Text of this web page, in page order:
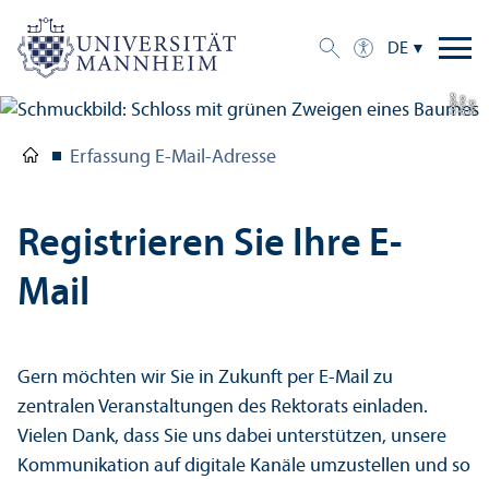
DE
Bil
d:
A
n
n
aL
o
g
u
e
Erfassung E-Mail-Adresse
Registrieren Sie Ihre E-
Mail
Gern möchten wir Sie in Zukunft per E-Mail zu
zentralen Veranstaltungen des Rektorats einladen.
Vielen Dank, dass Sie uns dabei unter­stützen, unsere
Kommunikation auf digitale Kanäle umzustellen und so